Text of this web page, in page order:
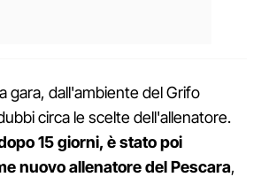
gara, dall'ambiente del Grifo
circa le scelte dell'allenatore.
15 giorni, è stato poi
nuovo allenatore del Pescara,